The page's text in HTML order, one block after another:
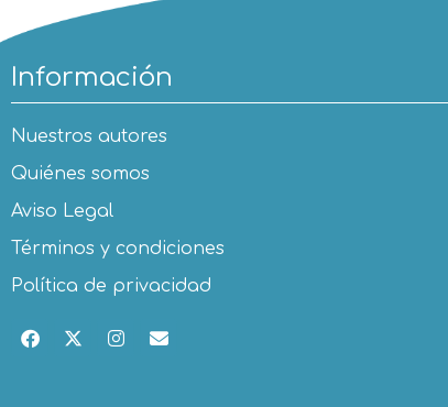
Información
Nuestros autores
Quiénes somos
Aviso Legal
Términos y condiciones
Política de privacidad